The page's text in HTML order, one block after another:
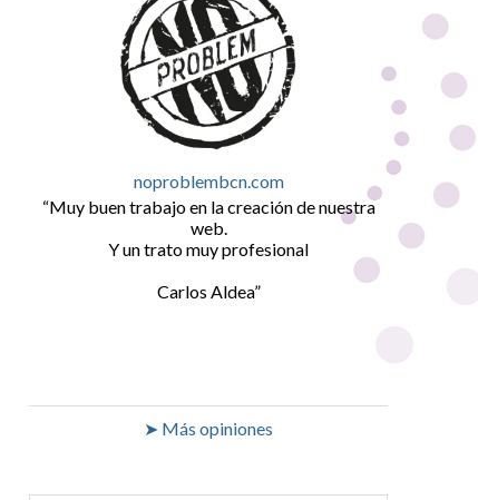
noproblembcn.com
Muy buen trabajo en la creación de nuestra
web.
Y un trato muy profesional
Carlos Aldea
➤ Más opiniones